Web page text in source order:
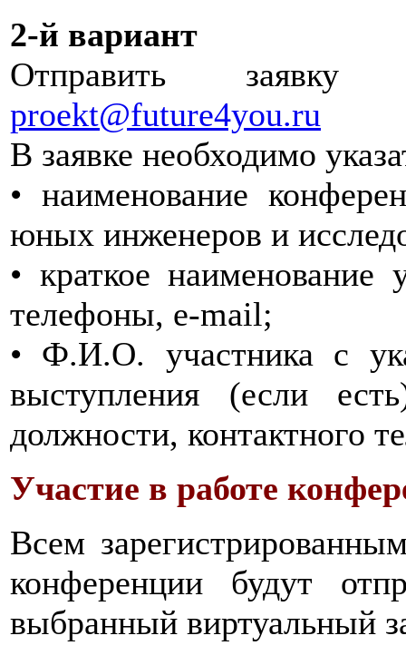
2-й вариант
Отправить
proekt@future4you.ru
В заявке необходимо
• наименование
юных инженеров и
• краткое наименование
телефоны, e-mail;
• Ф.И.О. участника с
выступления (если
должности, контактного
Участие в работе
Всем
конференции будут
выбранный виртуальный